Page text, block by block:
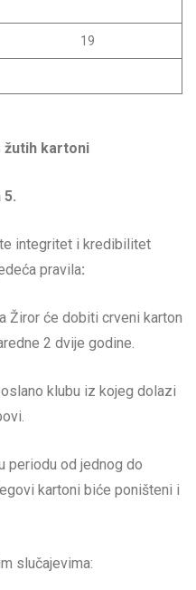
19
žutih kartoni
5.
integritet i kredibilitet
pravila:
Žiror će dobiti crveni karton
2 dvije godine.
klubu iz kojeg dolazi
periodu od jednog do
kartoni biće poništeni i
slučajevima: